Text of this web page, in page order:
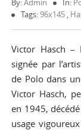
By:Admin In:
Tags:96x145 ,
Victor Hasch –
signée par
de Polo dans
Victor Hasch,
en 1945,
usage